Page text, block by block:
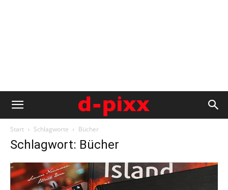
Start Schlagworte Bücher
Schlagwort: Bücher